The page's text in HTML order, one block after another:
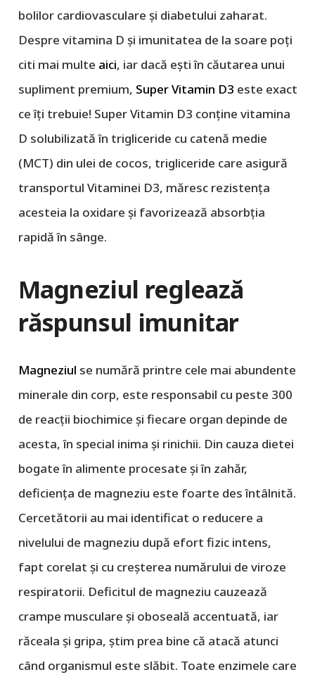
bolilor cardiovasculare și diabetului zaharat.
Despre vitamina D și imunitatea de la soare poți
citi mai multe aici, iar dacă ești în căutarea unui
supliment premium, Super Vitamin D3 este exact
ce îți trebuie! Super Vitamin D3 conține vitamina
D solubilizată în trigliceride cu catenă medie
(MCT) din ulei de cocos, trigliceride care asigură
transportul Vitaminei D3, măresc rezistența
acesteia la oxidare și favorizează absorbția
rapidă în sânge.
Magneziul reglează
răspunsul imunitar
Magneziul se numără printre cele mai abundente
minerale din corp, este responsabil cu peste 300
de reacții biochimice și fiecare organ depinde de
acesta, în special inima și rinichii. Din cauza dietei
bogate în alimente procesate și în zahăr,
deficiența de magneziu este foarte des întâlnită.
Cercetătorii au mai identificat o reducere a
nivelului de magneziu după efort fizic intens,
fapt corelat și cu creșterea numărului de viroze
respiratorii. Deficitul de magneziu cauzează
crampe musculare și oboseală accentuată, iar
răceala și gripa, știm prea bine că atacă atunci
când organismul este slăbit. Toate enzimele care